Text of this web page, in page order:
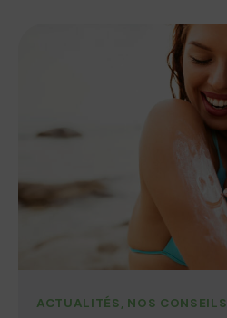
ACTUALITÉS, NOS CONSEILS